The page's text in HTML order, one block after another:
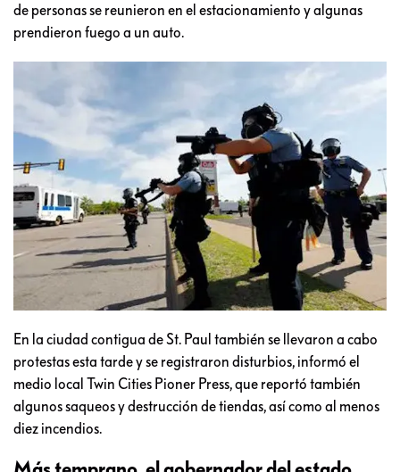
de personas se reunieron en el estacionamiento y algunas
prendieron fuego a un auto.
En la ciudad contigua de St. Paul también se llevaron a cabo
protestas esta tarde y se registraron disturbios, informó el
medio local Twin Cities Pioner Press, que reportó también
algunos saqueos y destrucción de tiendas, así como al menos
diez incendios.